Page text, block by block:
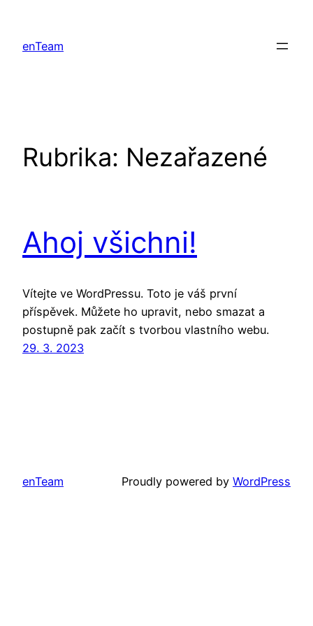
obsah
enTeam
Rubrika: Nezařazené
Ahoj všichni!
Vítejte ve WordPressu. Toto je váš první
příspěvek. Můžete ho upravit, nebo smazat a
postupně pak začít s tvorbou vlastního webu.
29. 3. 2023
enTeam Proudly powered by WordPress